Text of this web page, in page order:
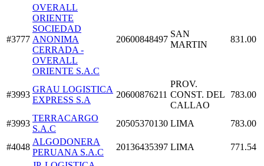
#3777
OVERALL
ORIENTE
SOCIEDAD
ANONIMA
CERRADA -
OVERALL
ORIENTE S.A.C
20600848497
SAN
MARTIN
831.00
#3993
GRAU LOGISTICA
EXPRESS S.A
20600876211
PROV.
CONST. DEL
CALLAO
783.00
#3993
TERRACARGO
S.A.C
20505370130 LIMA 783.00
#4048
ALGODONERA
PERUANA S.A.C
20136435397 LIMA 771.54